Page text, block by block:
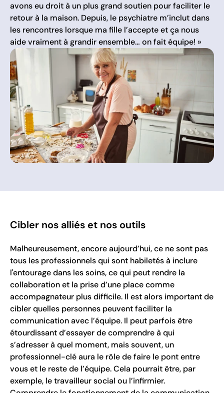
avons eu droit à un plus grand soutien pour faciliter le
retour à la maison. Depuis, le psychiatre m’inclut dans
les rencontres lorsque ma fille l’accepte et ça nous
aide vraiment à grandir ensemble… on fait équipe! »
Cibler nos alliés et nos outils
Malheureusement, encore aujourd’hui, ce ne sont pas
tous les professionnels qui sont habiletés à inclure
l'entourage dans les soins, ce qui peut rendre la
collaboration et la prise d’une place comme
accompagnateur plus difficile. Il est alors important de
cibler quelles personnes peuvent faciliter la
communication avec l’équipe. Il peut parfois être
étourdissant d’essayer de comprendre à qui
s’adresser à quel moment, mais souvent, un
professionnel-clé aura le rôle de faire le pont entre
vous et le reste de l’équipe. Cela pourrait être, par
exemple, le travailleur social ou l’infirmier.